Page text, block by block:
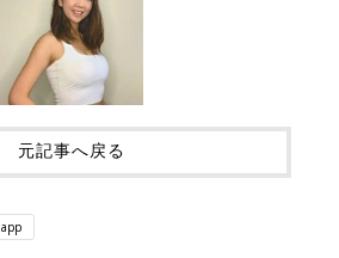
元記事へ戻る
app